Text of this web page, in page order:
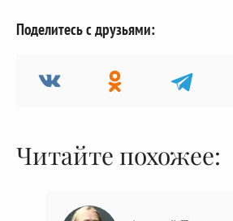
Поделитесь с друзьями:
Читайте похожее: